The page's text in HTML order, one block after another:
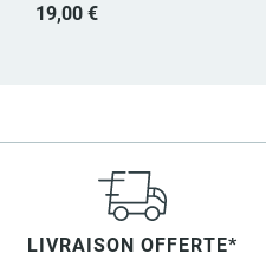
19,00 €
LIVRAISON OFFERTE*